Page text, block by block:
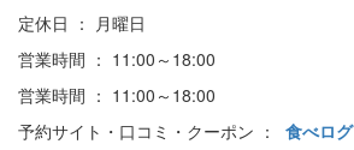
定休日 ： 月曜日
営業時間 ： 11:00～18:00
営業時間 ： 11:00～18:00
予約サイト・口コミ・クーポン ： 食べログ